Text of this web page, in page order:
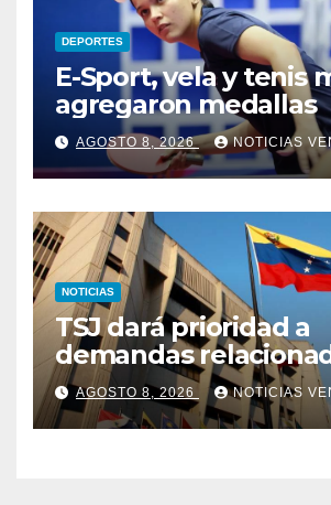
DEPORTES
E-Sport, vela y tenis
agregaron medallas
AGOSTO 8, 2026 NOTICIAS
NOTICIAS
TSJ dará prioridad a
demandas
bienes afectados
terremotos
AGOSTO 8, 2026 NOTICIAS